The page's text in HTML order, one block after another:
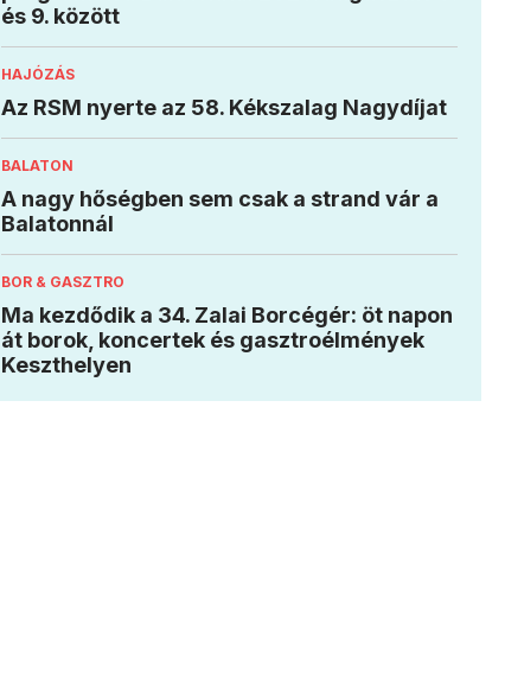
és 9. között
HAJÓZÁS
Az RSM nyerte az 58. Kékszalag Nagydíjat
BALATON
A nagy hőségben sem csak a strand vár a
Balatonnál
BOR & GASZTRO
Ma kezdődik a 34. Zalai Borcégér: öt napon
át borok, koncertek és gasztroélmények
Keszthelyen